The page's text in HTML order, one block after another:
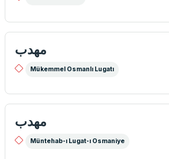
مهدب
Mükemmel Osmanlı Lugatı
مهدب
Müntehab-ı Lugat-ı Osmaniye